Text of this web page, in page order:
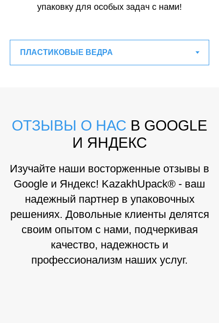
упаковку для особых задач с нами!
ОТЗЫВЫ О НАС В GOOGLE
И ЯНДЕКС
Изучайте наши восторженные отзывы в
Google и Яндекс! KazakhUpack® - ваш
надежный партнер в упаковочных
решениях. Довольные клиенты делятся
своим опытом с нами, подчеркивая
качество, надежность и
профессионализм наших услуг.